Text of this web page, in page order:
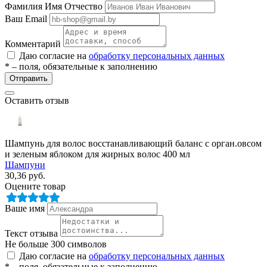
Фамилия Имя Отчество
Ваш Email
Комментарий
Даю согласие на обработку персональных данных
* – поля, обязательные к заполнению
Отправить
Оставить отзыв
Шампунь для волос восстанавливающий баланс с орган.овсом
и зеленым яблоком для жирных волос 400 мл
Шампуни
30,36 руб.
Оцените товар
Ваше имя
Текст отзыва
Не больше 300 символов
Даю согласие на обработку персональных данных